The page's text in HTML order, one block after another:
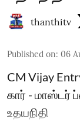
thanthitv
Published on: 06
CM Vijay
கார் - மாஸ்டர்
உதயநிதி